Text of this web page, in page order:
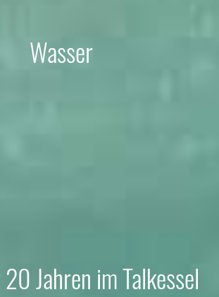
Wasser
Jahren im Talkessel